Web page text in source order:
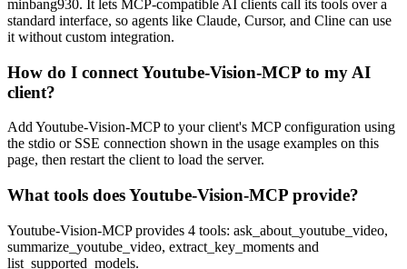
minbang930. It lets MCP-compatible AI clients call its tools over a
standard interface, so agents like Claude, Cursor, and Cline can use
it without custom integration.
How do I connect Youtube-Vision-MCP to my AI
client?
Add Youtube-Vision-MCP to your client's MCP configuration using
the stdio or SSE connection shown in the usage examples on this
page, then restart the client to load the server.
What tools does Youtube-Vision-MCP provide?
Youtube-Vision-MCP provides 4 tools: ask_about_youtube_video,
summarize_youtube_video, extract_key_moments and
list_supported_models.